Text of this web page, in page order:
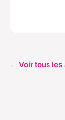
← Voir tous les